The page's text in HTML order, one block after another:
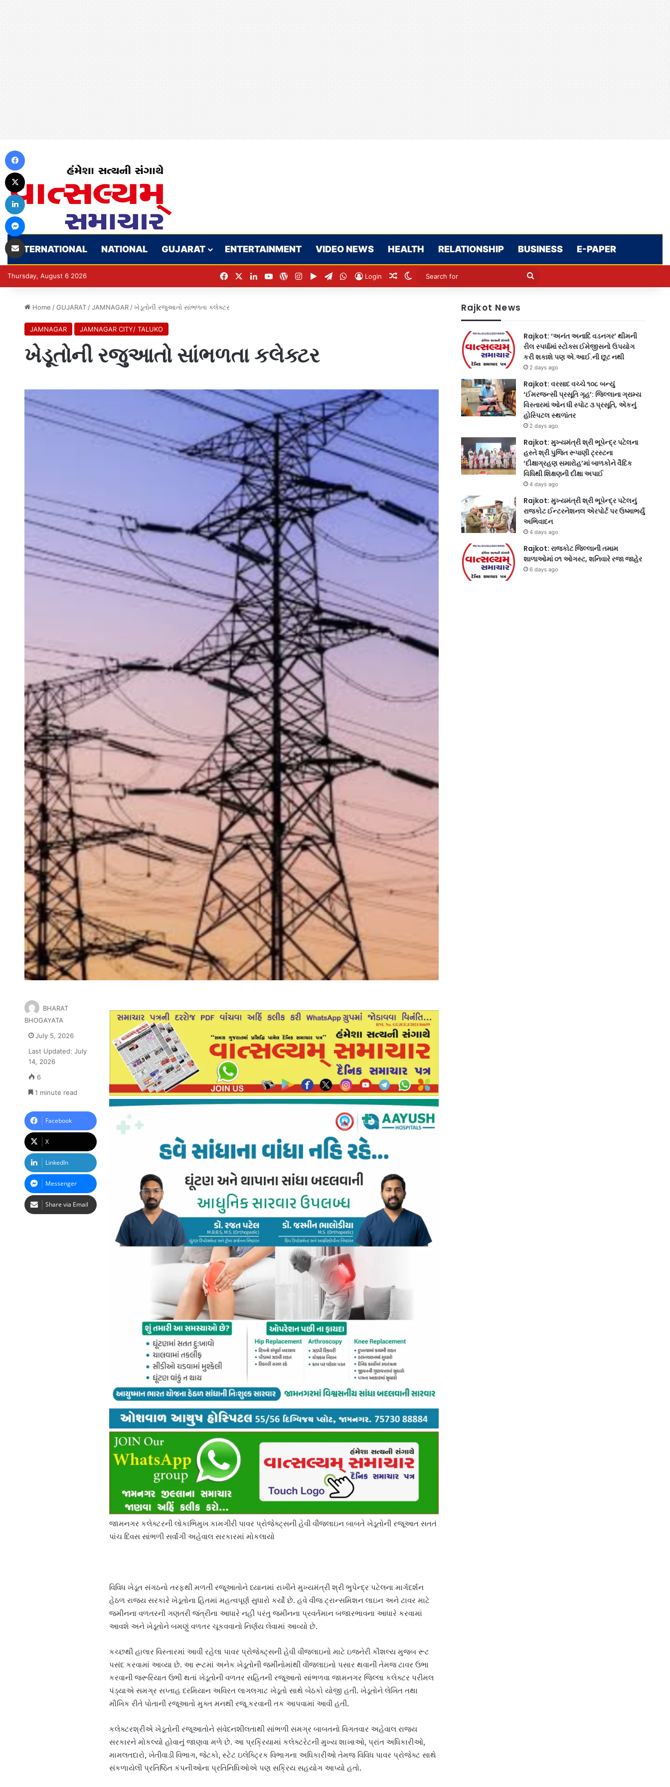
INTERNATIONAL NATIONAL GUJARAT ENTERTAINMENT VIDEO NEWS HEALTH RELATIONSHIP BUSINESS E-PAPER
Thursday, August 6 2026 FacebookLinkedInYouTubeWordPress
Instagram
Google Play
TelegramWhatsApp
Login Random Article
Switch skin
Search
Home / GUJARAT / JAMNAGAR / ખેડૂતોની રજુઆતો સાંભળતા કલેક્ટર
JAMNAGAR JAMNAGAR CITY/ TALUKO
ખેડૂતોની રજુઆતો સાંભળતા કલેક્ટર
જામનગર કલેક્ટરની લોકાભિમુખ કામગીરી પાવર પ્રોજેક્ટ્સની હેવી વીજલાઇન બાબતે ખેડૂતોની રજૂઆત સતતં
પાંચ દિવસ સાંભળી સર્વાંગી અહેવાલ સરકારમાં મોકલાયો
વિવિધ ખેડૂત સંગઠનો તરફથી મળતી રજૂઆતોને ધ્યાનમાં રાખીને મુખ્યમંત્રી શ્રી ભુપેન્દ્ર પટેલના માર્ગદર્શન
હેઠળ રાજ્ય સરકારે ખેડૂતોના હિતમાં મહત્વપૂર્ણ સુધારો કર્યો છે. હવે વીજ ટ્રાન્સમિશન લાઇન અને ટાવર માટે
જમીનના વળતરની ગણતરી જંત્રીના આધારે નહીં પરંતુ જમીનના પ્રવર્તમાન બજારભાવના આધારે કરવામાં
આવશે અને ખેડૂતોને બમણું વળતર ચૂકવવાનો નિર્ણય લેવામાં આવ્યો છે.
કચ્છથી હાલાર વિસ્તારમાં આવી રહેલા પાવર પ્રોજેક્ટ્સની હેવી વીજલાઇનો માટે ઇજનેરી કૌશલ્ય મુજબ રૂટ
પસંદ કરવામાં આવ્યા છે. આ રૂટમાં અનેક ખેડૂતોની જમીનોમાંથી વીજલાઇનો પસાર થવાની તેમજ ટાવર ઉભા
કરવાની જરૂરિયાત ઉભી થતાં ખેડૂતોની વળતર સહિતની રજૂઆતો સાંભળવા જામનગર જિલ્લા કલેક્ટર પરીમલ
પંડ્યાએ સમગ્ર સપ્તાહ દરમિયાન અવિરત લાગલગાટ ખેડૂતો સાથે બેઠકો યોજી હતી. ખેડૂતોને લેખિત તથા
મૌખિક રીતે પોતાની રજૂઆતો મુક્ત મનથી રજૂ કરવાની તક આપવામાં આવી હતી.
કલેક્ટરશ્રીએ ખેડૂતોની રજૂઆતોને સંવેદનશીલતાથી સાંભળી સમગ્ર બાબતનો વિગતવાર અહેવાલ રાજ્ય
સરકારને મોકલ્યો હોવાનું જાણવા મળે છે. આ પ્રક્રિયામાં કલેક્ટરેટની મુખ્ય શાખાઓ, પ્રાંત અધિકારીઓ,
મામલતદારો, ખેતીવાડી વિભાગ, જેટકો, સ્ટેટ ઇલેક્ટ્રિક વિભાગના અધિકારીઓ તેમજ વિવિધ પાવર પ્રોજેક્ટ સાથે
સંકળાયેલી પ્રતિષ્ઠિત કંપનીઓના પ્રતિનિધિઓએ પણ સક્રિય સહયોગ આપ્યો હતો.
BHARAT
BHOGAYATA
July 5, 2026
Last Updated: July
14, 2026
6
1 minute read
Facebook
X
LinkedIn
Messenger
Share via Email
Rajkot News
Rajkot: ‘અનંત અનાદિ વડનગર’ થીમની
રીલ સ્પર્ધામાં સ્ટોક્સ ઈમેજીસનો ઉપયોગ
કરી શકાશે પણ એ.આઈ.ની છૂટ નથી
2 days ago
Rajkot: વરસાદ વચ્ચે ૧૦૮ બન્યું
‘ઈમરજન્સી પ્રસૂતિ ગૃહ’: જિલ્લાના ગ્રામ્ય
વિસ્તારમાં ઓન ધી સ્પોટ ૩ પ્રસૂતિ, એકનું
હોસ્પિટલ સ્થળાંતર
2 days ago
Rajkot: મુખ્યમંત્રી શ્રી ભૂપેન્દ્ર પટેલના
હસ્તે શ્રી પુજિત રૂપાણી ટ્રસ્ટના
‘દીક્ષાગ્રહણ સમારોહ’માં બાળકોને વૈદિક
વિધિથી શિક્ષણની દીક્ષા અપાઈ
4 days ago
Rajkot: મુખ્યમંત્રી શ્રી ભૂપેન્દ્ર પટેલનું
રાજકોટ ઈન્ટરનેશનલ એરપોર્ટ પર ઉષ્માભર્યું
અભિવાદન
4 days ago
Rajkot: રાજકોટ જિલ્લાની તમામ
શાળાઓમાં ૦૧ ઓગસ્ટ, શનિવારે રજા જાહેર
6 days ago
LinkedIn